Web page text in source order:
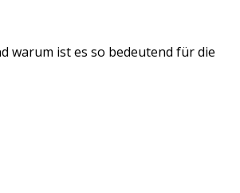
warum ist es so bedeutend für die